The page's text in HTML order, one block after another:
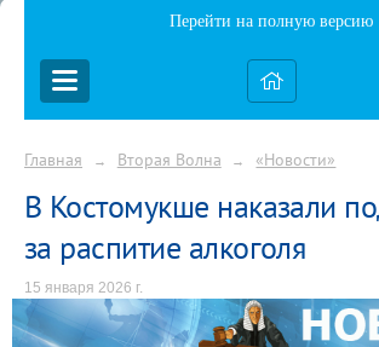
Перейти на полную версию
Главная → Вторая Волна → «Новости»
В Костомукше наказали
за распитие алкоголя
15 января 2026 г.